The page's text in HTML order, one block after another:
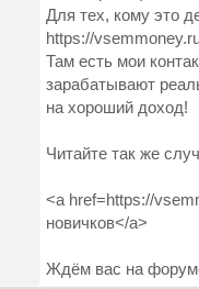
Для тех, кому это
https://
Там есть мои
зарабатывают
на хороший доход!
Читайте так же
<a href=https://
новичков</a>
Ждём вас на